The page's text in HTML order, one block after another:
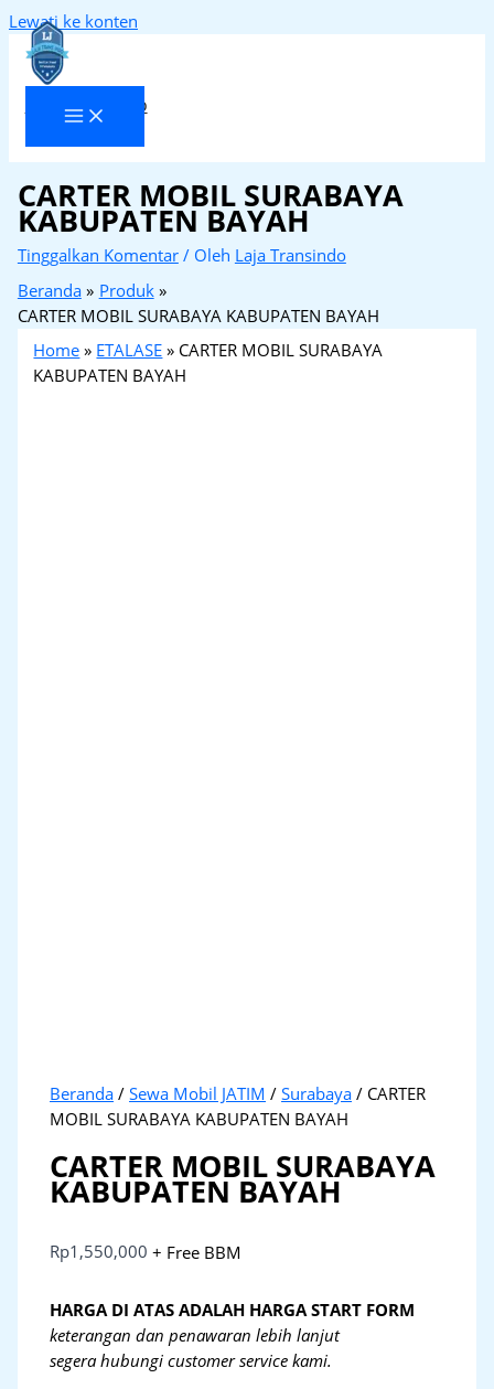
Lewati ke konten
Laja Transindo
CARTER MOBIL SURABAYA
KABUPATEN BAYAH
Tinggalkan Komentar / Oleh Laja Transindo
Beranda
Produk
CARTER MOBIL SURABAYA KABUPATEN BAYAH
Home » ETALASE » CARTER MOBIL SURABAYA
KABUPATEN BAYAH
Beranda /Sewa Mobil JATIM /Surabaya / CARTER
MOBIL SURABAYA KABUPATEN BAYAH
CARTER MOBIL SURABAYA
KABUPATEN BAYAH
Rp1,550,000 + Free BBM
HARGA DI ATAS ADALAH HARGA START FORM
keterangan dan penawaran lebih lanjut
segera hubungi customer service kami.